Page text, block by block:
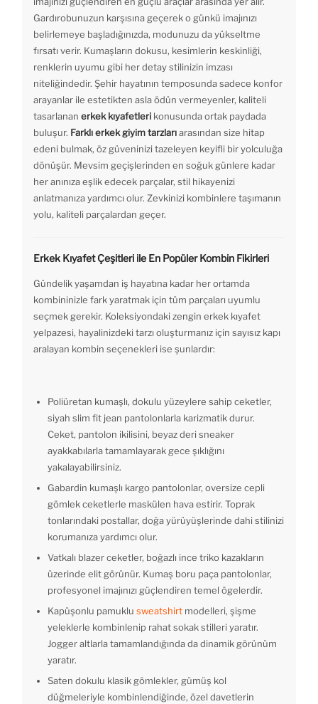
Gardırobunuzun karşısına geçerek o günkü imajınızı
belirlemeye başladığınızda, modunuzu da yükseltme
fırsatı verir. Kumaşların dokusu, kesimlerin keskinliği,
renklerin uyumu gibi her detay stilinizin imzası
niteliğindedir. Şehir hayatının temposunda sadece konfor
arayanlar ile estetikten asla ödün vermeyenler, kaliteli
tasarlanan erkek kıyafetleri konusunda ortak paydada
buluşur. Farklı erkek giyim tarzlarıarasından size hitap
edeni bulmak, öz güveninizi tazeleyen keyifli bir yolculuğa
dönüşür. Mevsim geçişlerinden en soğuk günlere kadar
her anınıza eşlik edecek parçalar, stil hikayenizi
anlatmanıza yardımcı olur. Zevkinizi kombinlere taşımanın
yolu, kaliteli parçalardan geçer.
Erkek Kıyafet Çeşitleri ile En Popüler Kombin Fikirleri
Gündelik yaşamdan iş hayatına kadar her ortamda
kombininizle fark yaratmak için tüm parçaları uyumlu
seçmek gerekir. Koleksiyondaki zengin erkek kıyafet
yelpazesi, hayalinizdeki tarzı oluşturmanız için sayısız kapı
aralayan kombin seçenekleri ise şunlardır:
Poliüretan kumaşlı, dokulu yüzeylere sahip ceketler,
siyah slim fit jean pantolonlarla karizmatik durur.
Ceket, pantolon ikilisini, beyaz deri sneaker
ayakkabılarla tamamlayarak gece şıklığını
yakalayabilirsiniz.
Gabardin kumaşlı kargo pantolonlar, oversize cepli
gömlek ceketlerle maskülen hava estirir. Toprak
tonlarındaki postallar, doğa yürüyüşlerinde dahi stilinizi
korumanıza yardımcı olur.
Vatkalı blazer ceketler, boğazlı ince triko kazakların
üzerinde elit görünür. Kumaş boru paça pantolonlar,
profesyonel imajınızı güçlendiren temel ögelerdir.
Kapüşonlu pamuklu sweatshirt modelleri, şişme
yeleklerle kombinlenip rahat sokak stilleri yaratır.
Jogger altlarla tamamlandığında da dinamik görünüm
yaratır.
Saten dokulu klasik gömlekler, gümüş kol
düğmeleriyle kombinlendiğinde, özel davetlerin